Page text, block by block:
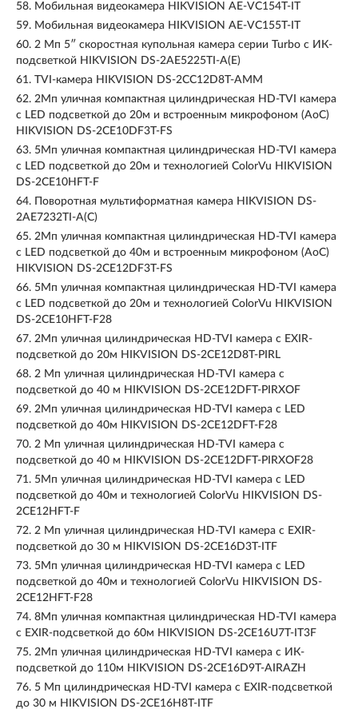
58. Мобильная видеокамера HIKVISION AE-VC154T-IT
59. Мобильная видеокамера HIKVISION AE-VC155T-IT
60. 2 Мп 5″ скоростная купольная камера серии Turbo с ИК-
подсветкой HIKVISION DS-2AE5225TI-A(E)
61. TVI-камера HIKVISION DS-2CC12D8T-AMM
62. 2Мп уличная компактная цилиндрическая HD-TVI камера
с LED подсветкой до 20м и встроенным микрофоном (AoC)
HIKVISION DS-2CE10DF3T-FS
63. 5Мп уличная компактная цилиндрическая HD-TVI камера
с LED подсветкой до 20м и технологией ColorVu HIKVISION
DS-2CE10HFT-F
64.
Поворотная мультиформатная камера HIKVISION DS-
2AE7232TI-A(C)
65. 2Мп уличная компактная цилиндрическая HD-TVI камера
с LED подсветкой до 40м и встроенным микрофоном (AoC)
HIKVISION DS-2CE12DF3T-FS
66. 5Мп уличная компактная цилиндрическая HD-TVI камера
с LED подсветкой до 20м и технологией ColorVu HIKVISION
DS-2CE10HFT-F28
67. 2Мп уличная цилиндрическая HD-TVI камера с EXIR-
подсветкой до 20м HIKVISION DS-2CE12D8T-PIRL
68. 2 Мп уличная цилиндрическая HD-TVI камера с
подсветкой до 40 м HIKVISION DS-2CE12DFT-PIRXOF
69. 2Мп уличная цилиндрическая HD-TVI камера с LED
подсветкой до 40м HIKVISION DS-2CE12DFT-F28
70. 2 Мп уличная цилиндрическая HD-TVI камера с
подсветкой до 40 м HIKVISION DS-2CE12DFT-PIRXOF28
71. 5Мп уличная цилиндрическая HD-TVI камера с LED
подсветкой до 40м и технологией ColorVu HIKVISION DS-
2CE12HFT-F
72. 2 Мп уличная цилиндрическая HD-TVI камера с EXIR-
подсветкой до 30 м HIKVISION DS-2CE16D3T-ITF
73. 5Мп уличная цилиндрическая HD-TVI камера с LED
подсветкой до 40м и технологией ColorVu HIKVISION DS-
2CE12HFT-F28
74. 8Мп уличная компактная цилиндрическая HD-TVI камера
с EXIR-подсветкой до 60м HIKVISION DS-2CE16U7T-IT3F
75. 2Мп уличная цилиндрическая HD-TVI камера с ИК-
подсветкой до 110м HIKVISION DS-2CE16D9T-AIRAZH
76. 5 Мп цилиндрическая HD-TVI камера с EXIR-подсветкой
до 30 м HIKVISION DS-2CE16H8T-ITF